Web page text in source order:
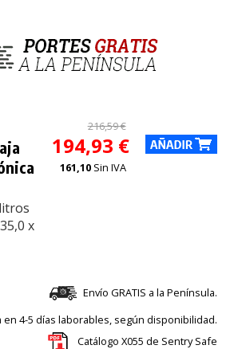
x
216,59 €
194,93 €
161,10 Sin IVA
Envío GRATIS a la Península.
en 4-5 días laborables, según disponibilidad.
Catálogo X055 de Sentry Safe